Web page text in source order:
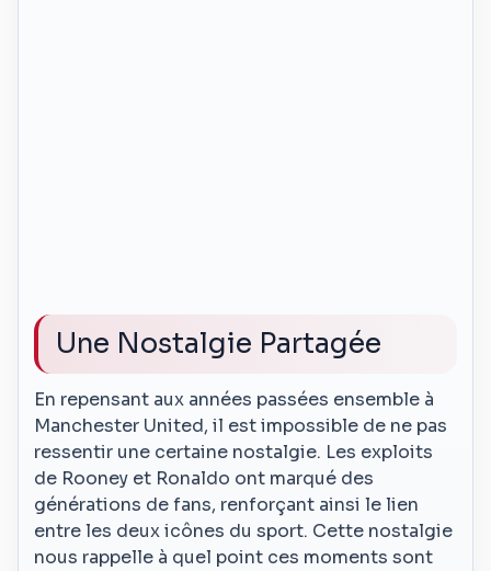
Une Nostalgie Partagée
En repensant aux années passées ensemble à
Manchester United, il est impossible de ne pas
ressentir une certaine nostalgie. Les exploits
de Rooney et Ronaldo ont marqué des
générations de fans, renforçant ainsi le lien
entre les deux icônes du sport. Cette nostalgie
nous rappelle à quel point ces moments sont